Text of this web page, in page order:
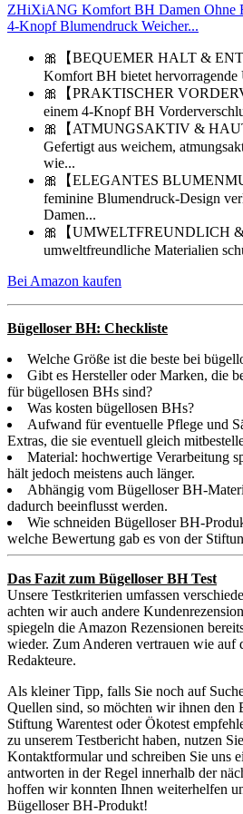
ZHiXiANG Komfort BH Damen Ohne
4-Knopf Blumendruck Weicher...
🎀【BEQUEMER HALT &
Komfort BH bietet
🎀【PRAKTISCHER
einem 4-Knopf BH
🎀【ATMUNGSAKTIV &
Gefertigt aus weichem,
wie...
🎀【ELEGANTES
feminine Blumendruck-Design
Damen...
🎀【UMWELTFREUNDLICH
umweltfreundliche Materialien
Bei Amazon kaufen
Bügelloser BH: Checkliste
Welche Größe ist die beste bei
Gibt es Hersteller oder Marken, die
für bügellosen BHs sind?
Was kosten bügellosen BHs?
Aufwand für eventuelle Pflege und
Extras, die sie eventuell gleich
Material: hochwertige Verarbeitung
hält jedoch meistens auch länger.
Abhängig vom Bügelloser BH-
dadurch beeinflusst werden.
Wie schneiden Bügelloser BH-
welche Bewertung gab es von der
Das Fazit zum Bügelloser BH Test
Unsere Testkriterien umfassen
achten wir auch andere
spiegeln die Amazon Rezensionen
wieder. Zum Anderen vertrauen wie auf
Redakteure.
Als kleiner Tipp, falls Sie noch auf
Quellen sind, so möchten wir ihnen den
Stiftung Warentest oder Ökotest
zu unserem Testbericht haben, nutzen
Kontaktformular und schreiben Sie uns
antworten in der Regel innerhalb der
hoffen wir konnten Ihnen weiterhelfen
Bügelloser BH-Produkt!